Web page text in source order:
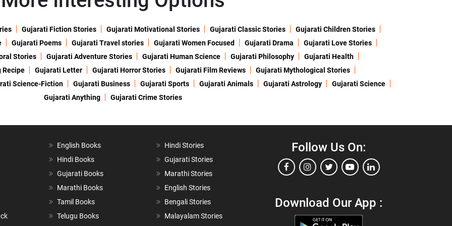
Gujarati Fiction Stories Gujarati Motivational Stories Gujarati Classic Stories
Gujarati Children Stories
Gujarati Poems Gujarati Travel stories Gujarati Women Focused Gujarati Drama
Gujarati Love Stories
Stories
Gujarati Adventure Stories Gujarati Human Science Gujarati Philosophy
Gujarati Health
Recipe
Gujarati Letter Gujarati Horror Stories Gujarati Film Reviews
Gujarati Mythological Stories
Science-Fiction
Gujarati Business Gujarati Sports Gujarati Animals Gujarati Astrology
Gujarati Science
Gujarati Anything
Gujarati Crime Stories
English Books
Hindi Books
Gujarati Books
Marathi Books
Tamil Books
Telugu Books
Hindi Stories
Gujarati Stories
Marathi Stories
English Stories
Bengali Stories
Malayalam Stories
Follow Us On:
Download Our App :